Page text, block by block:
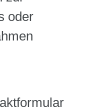
oder